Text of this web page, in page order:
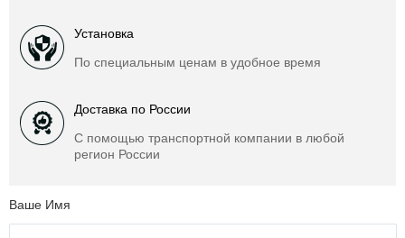
Установка
По специальным ценам в удобное время
Доставка по России
С помощью транспортной компании в любой
регион России
Ваше Имя